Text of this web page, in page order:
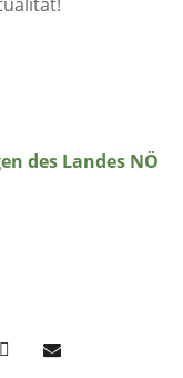
des Landes NÖ